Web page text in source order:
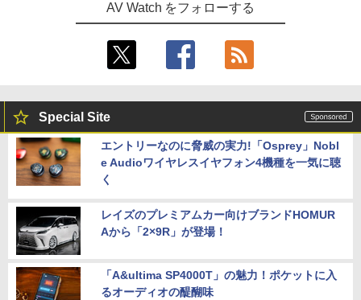
AV Watch をフォローする
Special Site
エントリーなのに脅威の実力!「Osprey」Nobl
e Audioワイヤレスイヤフォン4機種を一気に聴
く
レイズのプレミアムカー向けブランドHOMUR
Aから「2×9R」が登場！
「A&ultima SP4000T」の魅力！ポケットに入
るオーディオの醍醐味